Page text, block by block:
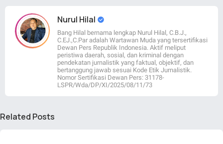
Nurul Hilal
Bang Hilal bernama lengkap Nurul Hilal, C.B.J.,
C.EJ.,C.Par adalah Wartawan Muda yang tersertifikasi
Dewan Pers Republik Indonesia. Aktif meliput
peristiwa daerah, sosial, dan kriminal dengan
pendekatan jurnalistik yang faktual, objektif, dan
bertanggung jawab sesuai Kode Etik Jurnalistik.
Nomor Sertifikasi Dewan Pers: 31178-
LSPR/Wda/DP/XI/2025/08/11/73
Related Posts